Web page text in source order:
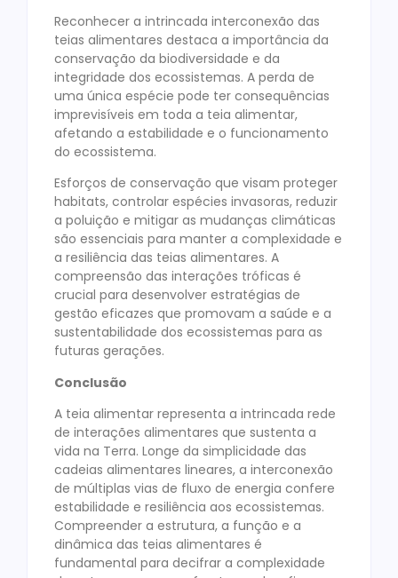
Reconhecer a intrincada interconexão das
teias alimentares destaca a importância da
conservação da biodiversidade e da
integridade dos ecossistemas. A perda de
uma única espécie pode ter consequências
imprevisíveis em toda a teia alimentar,
afetando a estabilidade e o funcionamento
do ecossistema.
Esforços de conservação que visam proteger
habitats, controlar espécies invasoras, reduzir
a poluição e mitigar as mudanças climáticas
são essenciais para manter a complexidade e
a resiliência das teias alimentares. A
compreensão das interações tróficas é
crucial para desenvolver estratégias de
gestão eficazes que promovam a saúde e a
sustentabilidade dos ecossistemas para as
futuras gerações.
Conclusão
A teia alimentar representa a intrincada rede
de interações alimentares que sustenta a
vida na Terra. Longe da simplicidade das
cadeias alimentares lineares, a interconexão
de múltiplas vias de fluxo de energia confere
estabilidade e resiliência aos ecossistemas.
Compreender a estrutura, a função e a
dinâmica das teias alimentares é
fundamental para decifrar a complexidade